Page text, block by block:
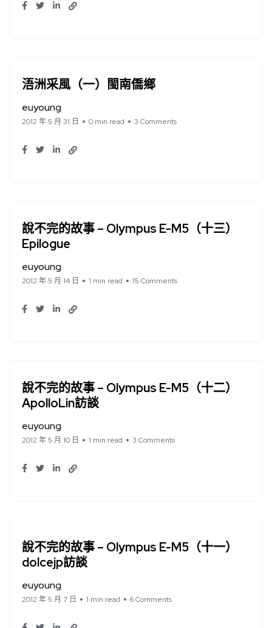
浯洲采風（一）閩南僑鄉
euyoung
2012 年 5 月 31 日 0 min read 3 Comments
說不完的故事 – Olympus E-M5（十三）
Epilogue
euyoung
2012 年 5 月 14 日 1 min read 15 Comments
說不完的故事 – Olympus E-M5（十二）
ApolloLin訪談
euyoung
2012 年 5 月 10 日 1 min read 3 Comments
說不完的故事 – Olympus E-M5（十一）
dolcejp訪談
euyoung
2012 年 5 月 7 日 1 min read 6 Comments